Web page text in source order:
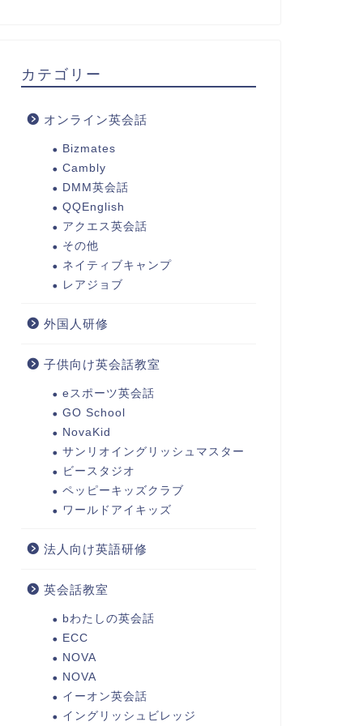
カテゴリー
オンライン英会話
Bizmates
Cambly
DMM英会話
QQEnglish
アクエス英会話
その他
ネイティブキャンプ
レアジョブ
外国人研修
子供向け英会話教室
eスポーツ英会話
GO School
NovaKid
サンリオイングリッシュマスター
ビースタジオ
ペッピーキッズクラブ
ワールドアイキッズ
法人向け英語研修
英会話教室
bわたしの英会話
ECC
NOVA
NOVA
イーオン英会話
イングリッシュビレッジ